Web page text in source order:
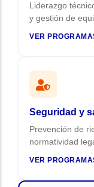
Liderazgo
y gestión de
VER
Seguridad y
Prevención de
normatividad
VER